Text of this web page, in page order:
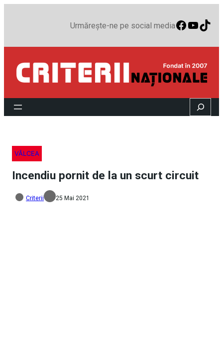
Urmărește-ne pe social media
Search
VÂLCEA
Incendiu pornit de la un scurt circuit
Criterii 25 Mai 2021